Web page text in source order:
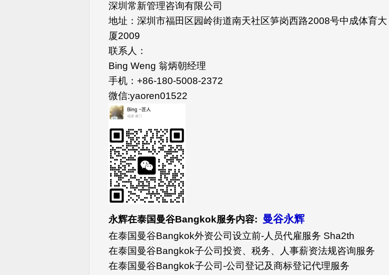
深圳常新管理咨询有限公司
地址：深圳市福田区园岭街道南天社区笋岗西路2008号中成体育大
厦2009
联系人：
Bing Weng 翁炳朝经理
手机：+86-180-5008-2372
微信:yaoren01522
永辉在泰国曼谷Bangkok服务内容: 曼谷永辉
在泰国曼谷Bangkok外资公司设立前-人员代雇服务 Sha2th
在泰国曼谷Bangkok子公司投资、税务、人事薪资法规咨询服务
在泰国曼谷Bangkok子公司-公司登记及商标登记代理服务